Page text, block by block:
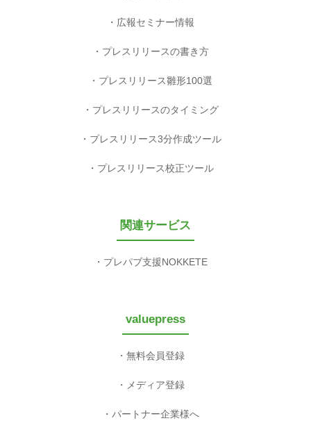
広報セミナー情報
プレスリリースの書き方
プレスリリース雛形100選
プレスリリースのタイミング
プレスリリース3分作成ツール
プレスリリース校正ツール
関連サービス
プレパブ支援NOKKETE
valuepress
無料会員登録
メディア登録
パートナー企業様へ